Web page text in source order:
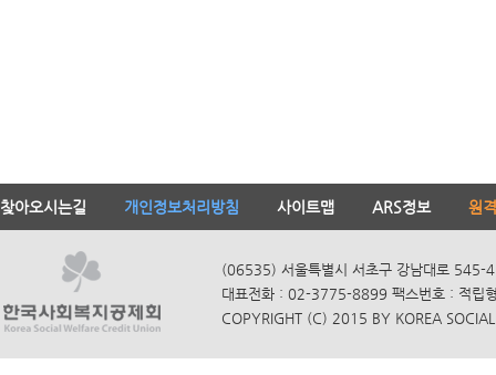
찾아오시는길 개인정보처리방침 사이트맵 ARS정보 원
(06535) 서울특별시 서초구 강남대로 545-
대표전화 : 02-3775-8899 팩스번호 : 적립
COPYRIGHT (C) 2015 BY KOREA SOCIAL